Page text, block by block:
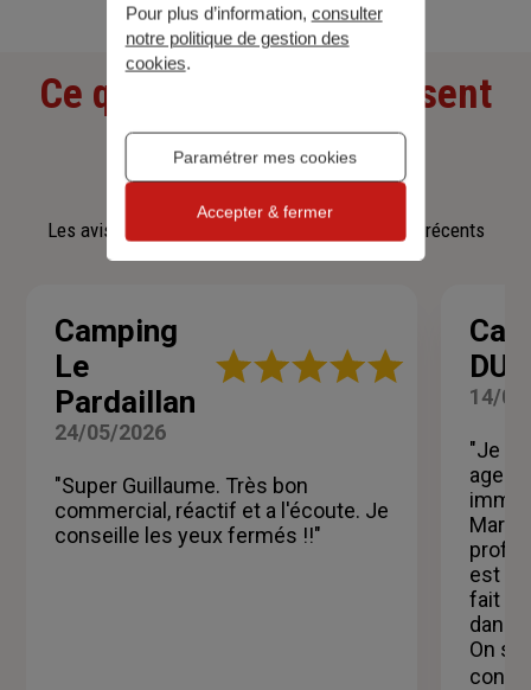
Ce que nos clients pensent
de nous
Les avis affichés sont les 3 avis google les plus récents
Camping
Le
Pardaillan
Note
étoiles
24/05/2026
"Super Guillaume. Très bon
commercial, réactif et a l'écoute. Je
conseille les yeux fermés !!"
14/
"Je
est
fait
dans
On
Pour plus d’information, consulter
notre politique de gestion des
cookies.
Paramétrer mes cookies
Accepter & fermer